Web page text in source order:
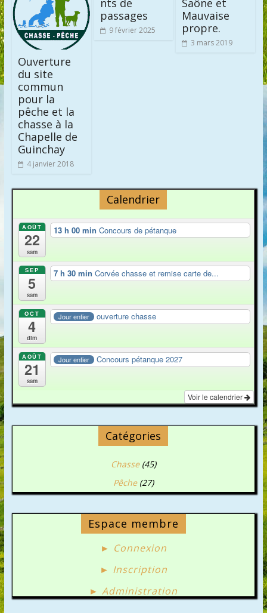
Ouverture
du site
commun
pour la
pêche et la
chasse à la
Chapelle de
Guinchay
4 janvier 2018
nts de
passages
9 février 2025
Saône et
Mauvaise
propre.
3 mars 2019
Calendrier
AOÛT
22
sam
13 h 00 minConcours de pétanque
SEP
5
sam
7 h 30 minCorvée chasse et remise carte de...
OCT
4
dim
Jour entier ouverture chasse
AOÛT
21
sam
Jour entier Concours pétanque 2027
Voir le calendrier
Catégories
Chasse(45)
Pêche(27)
Espace membre
► Connexion
► Inscription
► Administration